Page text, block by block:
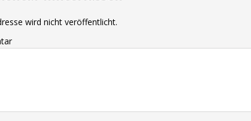
wird nicht veröffentlicht.